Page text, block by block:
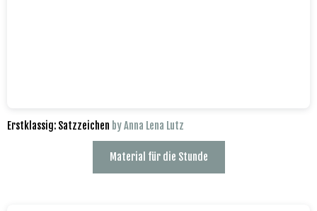
Erstklassig: Satzzeichen by Anna Lena Lutz
Material für die Stunde